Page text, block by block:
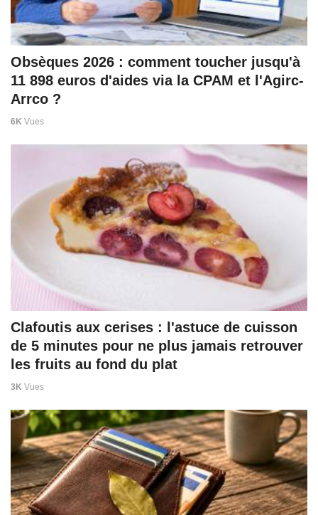
Obsèques 2026 : comment toucher jusqu'à
11 898 euros d'aides via la CPAM et l'Agirc-
Arrco ?
6K Vues
Clafoutis aux cerises : l'astuce de cuisson
de 5 minutes pour ne plus jamais retrouver
les fruits au fond du plat
3K Vues